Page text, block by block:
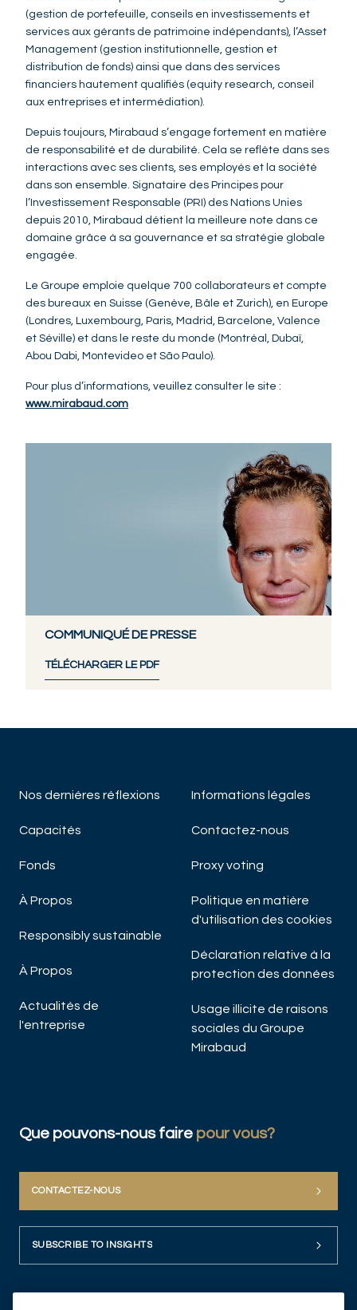
(gestion de portefeuille, conseils en investissements et
services aux gérants de patrimoine indépendants), l’Asset
Management (gestion institutionnelle, gestion et
distribution de fonds) ainsi que dans des services
financiers hautement qualifiés (equity research, conseil
aux entreprises et intermédiation).
Depuis toujours, Mirabaud s’engage fortement en matière
de responsabilité et de durabilité. Cela se reflète dans ses
interactions avec ses clients, ses employés et la société
dans son ensemble. Signataire des Principes pour
l’Investissement Responsable (PRI) des Nations Unies
depuis 2010, Mirabaud détient la meilleure note dans ce
domaine grâce à sa gouvernance et sa stratégie globale
engagée.
Le Groupe emploie quelque 700 collaborateurs et compte
des bureaux en Suisse (Genève, Bâle et Zurich), en Europe
(Londres, Luxembourg, Paris, Madrid, Barcelone, Valence
et Séville) et dans le reste du monde (Montréal, Dubaï,
Abou Dabi, Montevideo et São Paulo).
Pour plus d’informations, veuillez consulter le site :
www.mirabaud.com
COMMUNIQUÉ DE PRESSE
TÉLÉCHARGER LE PDF
Nos derniéres réflexions
Capacités
Fonds
À Propos
Responsibly sustainable
À Propos
Actualités de
l'entreprise
Informations légales
Contactez-nous
Proxy voting
Politique en matière
d'utilisation des cookies
Déclaration relative à la
protection des données
Usage illicite de raisons
sociales du Groupe
Mirabaud
Que pouvons-nous faire pour vous?
CONTACTEZ-NOUS
SUBSCRIBE TO INSIGHTS